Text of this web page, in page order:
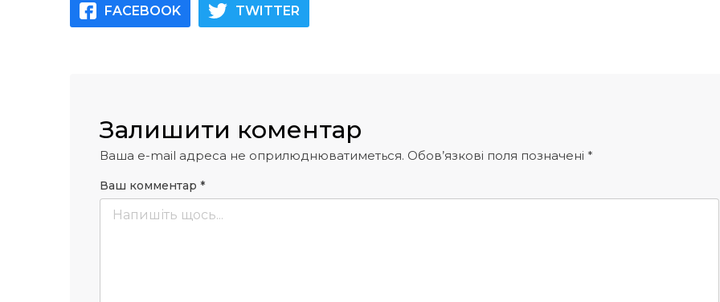
FACEBOOK TWITTER
Залишити коментар
Ваша e-mail адреса не оприлюднюватиметься. Обов’язкові поля позначені *
Ваш комментар *